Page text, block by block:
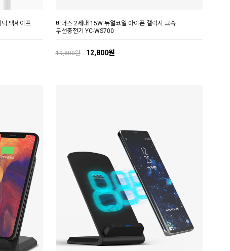
맥세이프
비너스 2세대 15W 듀얼코일 아이폰 갤럭시 고속
무선충전기 YC-WS700
19,800원 12,800원